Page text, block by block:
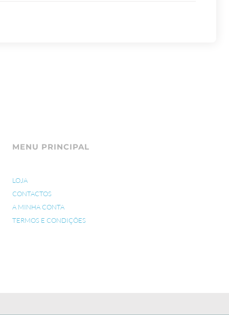
MENU PRINCIPAL
LOJA
CONTACTOS
A MINHA CONTA
TERMOS E CONDIÇÕES